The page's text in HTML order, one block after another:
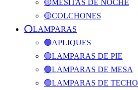
🟡MESITAS DE NOCHE
🟡COLCHONES
⭕️LAMPARAS
🟢APLIQUES
🟢LAMPARAS DE PIE
🟢LAMPARAS DE MESA
🟢LAMPARAS DE TECHO